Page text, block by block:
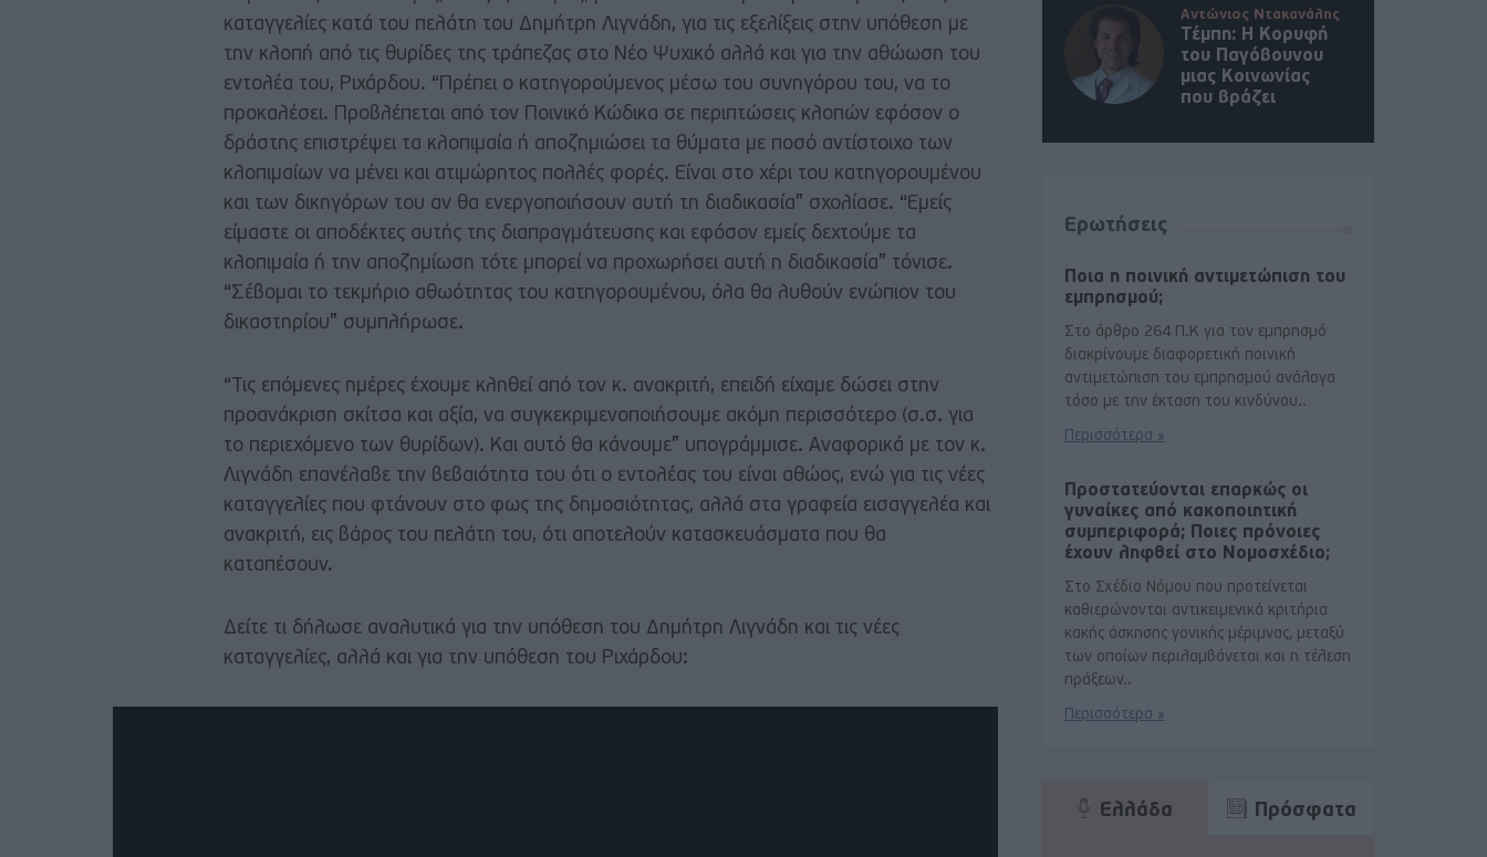
καταγγελίες κατά του πελάτη του Δημήτρη Λιγνάδη, για τις εξελίξεις στην υπόθεση με
την κλοπή από τις θυρίδες της τράπεζας στο Νέο Ψυχικό αλλά και για την αθώωση του
εντολέα του, Ριχάρδου. “Πρέπει ο κατηγορούμενος μέσω του συνηγόρου του, να το
προκαλέσει. Προβλέπεται από τον Ποινικό Κώδικα σε περιπτώσεις κλοπών εφόσον ο
δράστης επιστρέψει τα κλοπιμαία ή αποζημιώσει τα θύματα με ποσό αντίστοιχο των
κλοπιμαίων να μένει και ατιμώρητος πολλές φορές. Είναι στο χέρι του κατηγορουμένου
και των δικηγόρων του αν θα ενεργοποιήσουν αυτή τη διαδικασία” σχολίασε. “Εμείς
είμαστε οι αποδέκτες αυτής της διαπραγμάτευσης και εφόσον εμείς δεχτούμε τα
κλοπιμαία ή την αποζημίωση τότε μπορεί να προχωρήσει αυτή η διαδικασία” τόνισε.
“Σέβομαι το τεκμήριο αθωότητας του κατηγορουμένου, όλα θα λυθούν ενώπιον του
δικαστηρίου” συμπλήρωσε.
“Τις επόμενες ημέρες έχουμε κληθεί από τον κ. ανακριτή, επειδή είχαμε δώσει στην
προανάκριση σκίτσα και αξία, να συγκεκριμενοποιήσουμε ακόμη περισσότερο (σ.σ. για
το περιεχόμενο των θυρίδων). Και αυτό θα κάνουμε” υπογράμμισε. Αναφορικά με τον κ.
Λιγνάδη επανέλαβε την βεβαιότητα του ότι ο εντολέας του είναι αθώος, ενώ για τις νέες
καταγγελίες που φτάνουν στο φως της δημοσιότητας, αλλά στα γραφεία εισαγγελέα και
ανακριτή, εις βάρος του πελάτη του, ότι αποτελούν κατασκευάσματα που θα
καταπέσουν.
Δείτε τι δήλωσε αναλυτικά για την υπόθεση του Δημήτρη Λιγνάδη και τις νέες
καταγγελίες, αλλά και για την υπόθεση του Ριχάρδου:
Αντώνιος Ντακανάλης
Τέμπη: Η Κορυφή
του Παγόβουνου
μιας Κοινωνίας
που βράζει
Ερωτήσεις
Ποια η ποινική αντιμετώπιση του
εμπρησμού;
Στο άρθρο 264 Π.Κ για τον εμπρησμό
διακρίνουμε διαφορετική ποινική
αντιμετώπιση του εμπρησμού ανάλογα
τόσο με την έκταση του κινδύνου..
Περισσότερα »
Προστατεύονται επαρκώς οι
γυναίκες από κακοποιητική
συμπεριφορά; Ποιες πρόνοιες
έχουν ληφθεί στο Νομοσχέδιο;
Στο Σχέδιο Νόμου που προτείνεται
καθιερώνονται αντικειμενικά κριτήρια
κακής άσκησης γονικής μέριμνας, μεταξύ
των οποίων περιλαμβάνεται και η τέλεση
πράξεων..
Περισσότερα »
Ελλάδα Πρόσφατα